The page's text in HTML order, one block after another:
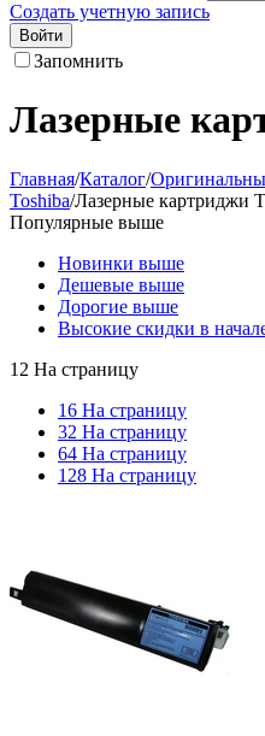
Создать учетную запись
Войти
Запомнить
Лазерные
Главная/Каталог/
Toshiba/Лазерные картриджи
Популярные выше
Новинки выше
Дешевые выше
Дорогие выше
Высокие скидки в
12 На страницу
16 На страницу
32 На страницу
64 На страницу
128 На страницу